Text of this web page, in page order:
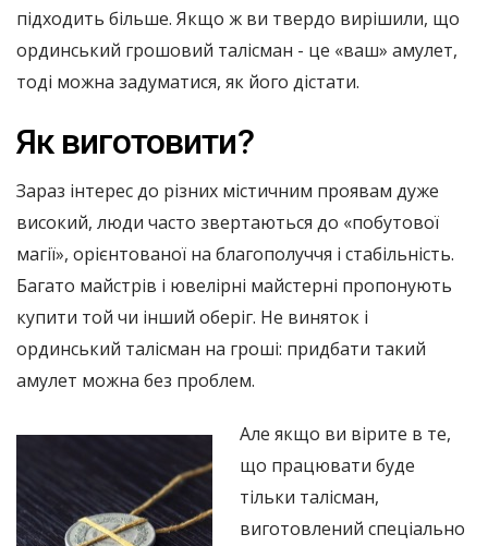
підходить більше. Якщо ж ви твердо вирішили, що
ординський грошовий талісман - це «ваш» амулет,
тоді можна задуматися, як його дістати.
Як виготовити?
Зараз інтерес до різних містичним проявам дуже
високий, люди часто звертаються до «побутової
магії», орієнтованої на благополуччя і стабільність.
Багато майстрів і ювелірні майстерні пропонують
купити той чи інший оберіг. Не виняток і
ординський талісман на гроші: придбати такий
амулет можна без проблем.
Але якщо ви вірите в те,
що працювати буде
тільки талісман,
виготовлений спеціально